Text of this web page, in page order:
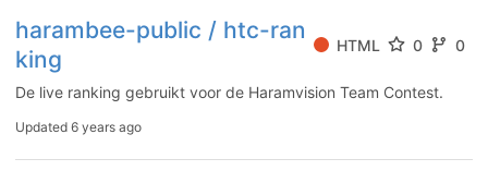
harambee-public / htc-ran
king
HTML 0 0
De live ranking gebruikt voor de Haramvision Team Contest.
Updated 6 years ago